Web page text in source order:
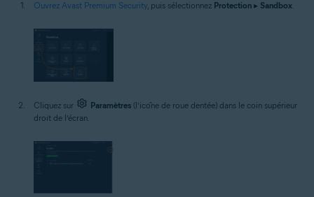
Ouvrez Avast Premium Security, puis sélectionnez Protection ▸ Sandbox.
Cliquez sur Paramètres (l’icône de roue dentée) dans le coin supérieur
droit de l’écran.